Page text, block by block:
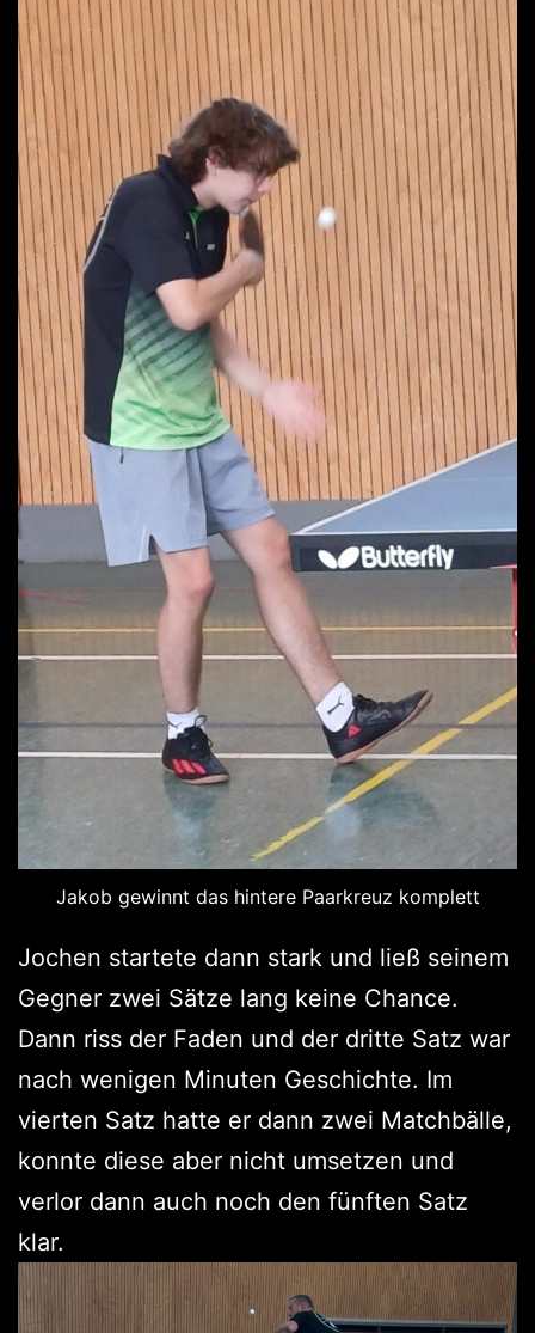
Jakob gewinnt das hintere Paarkreuz komplett
Jochen startete dann stark und ließ seinem
Gegner zwei Sätze lang keine Chance.
Dann riss der Faden und der dritte Satz war
nach wenigen Minuten Geschichte. Im
vierten Satz hatte er dann zwei Matchbälle,
konnte diese aber nicht umsetzen und
verlor dann auch noch den fünften Satz
klar.